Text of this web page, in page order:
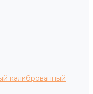
калиброванный